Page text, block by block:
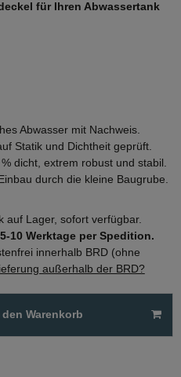
für Ihren Abwassertank
Abwasser mit Nachweis.
Statik und Dichtheit geprüft.
dicht, extrem robust und stabil.
durch die kleine Baugrube.
auf Lager, sofort verfügbar.
10 Werktage per Spedition.
innerhalb BRD (ohne
außerhalb der BRD?
den Warenkorb